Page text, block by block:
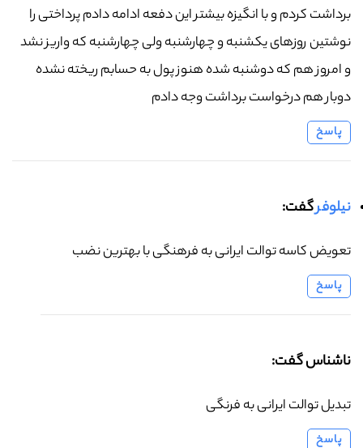
برداشت کردم و با انگیزه بیشتر این دفعه ادامه دادم پرداختی را
نوشتین روزهای یکشنبه و چهارشنبه ولی چهارشنبه که واریز نشد
و امروز هم که دوشنبه شده هنوز پول به حسابم ریخته نشده
دوبار هم درخواست برداشت وجه دادم
پاسخ
نیلوفرگفت:
تعویض کاسه توالت ایرانی به فرهنگی با بهترین نضب
پاسخ
ناشناس گفت:
تبدیل توالت ایرانی به فرنگی
پاسخ